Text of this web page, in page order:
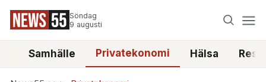
Söndag
9 augusti
Samhälle Privatekonomi Hälsa